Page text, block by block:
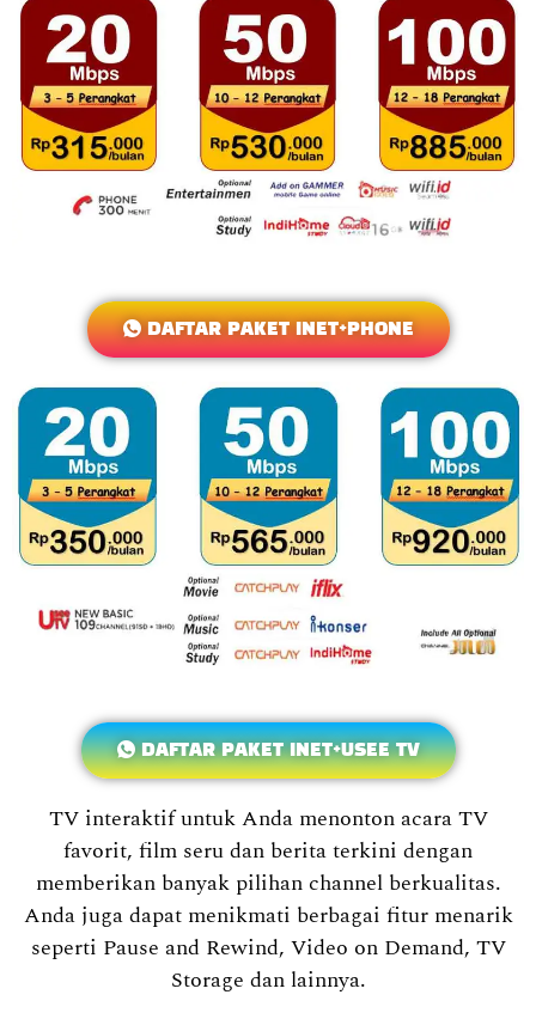
DAFTAR PAKET INET+PHONE
DAFTAR PAKET INET+USEE TV
TV interaktif untuk Anda menonton acara TV
favorit, film seru dan berita terkini dengan
memberikan banyak pilihan channel berkualitas.
Anda juga dapat menikmati berbagai fitur menarik
seperti Pause and Rewind, Video on Demand, TV
Storage dan lainnya.